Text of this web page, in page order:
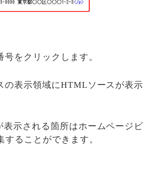
号をクリックします。
の表示領域にHTMLソースが表示
示される箇所はホームページビ
することができます。